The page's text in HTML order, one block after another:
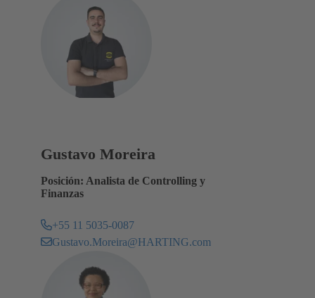
Gustavo Moreira
Posición: Analista de Controlling y
Finanzas
+55 11 5035-0087
Gustavo.Moreira@HARTING.com